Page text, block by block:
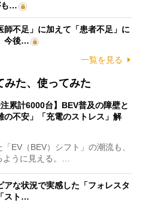
も…
師不足」に加えて「患者不足」に
今後…
一覧を見る
みた、使ってみた
注累計6000台】BEV普及の障壁と
の不安」「充電のストレス」解
EV（BEV）シフト」の潮流も、
うに見える。…
アな状況で実感した「フォレスタ
スト…